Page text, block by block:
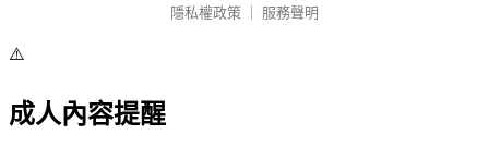
隱私權政策
服務聲明
⚠️
成人內容提醒